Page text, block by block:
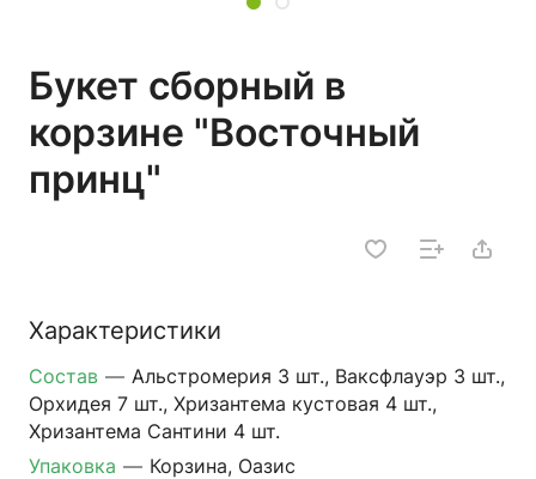
Букет сборный в
корзине "Восточный
принц"
Характеристики
Состав — Альстромерия 3 шт., Ваксфлауэр 3 шт.,
Орхидея 7 шт., Хризантема кустовая 4 шт.,
Хризантема Сантини 4 шт.
Упаковка — Корзина, Оазис